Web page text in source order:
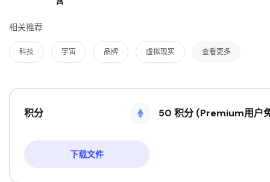
相关推荐
科技 宇宙 品牌 虚拟现实 查看更多
积分 50 积分 (Premium用户
下载文件